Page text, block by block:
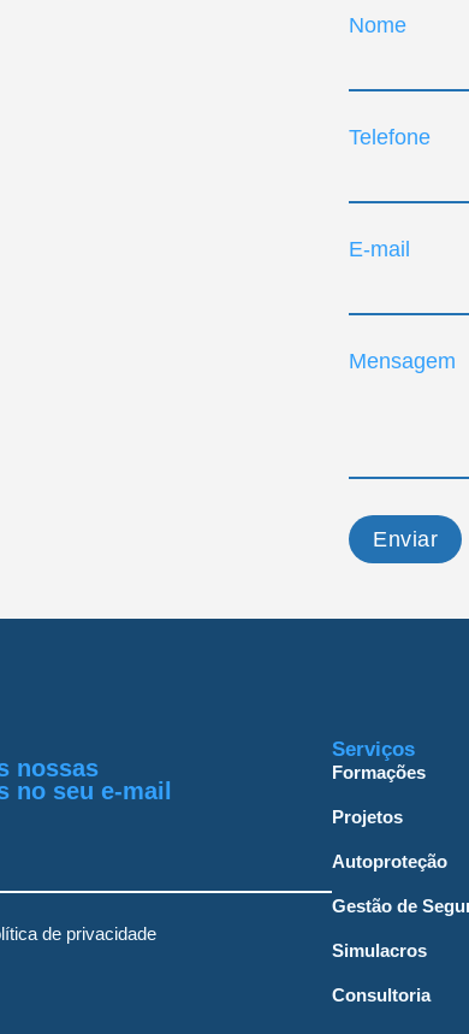
Nome
Telefone
E-mail
Mensagem
Enviar
nossas
no seu e-mail
de privacidade
Serviços
Formações
Projetos
Autoproteção
Gestão de
Simulacros
Consultoria